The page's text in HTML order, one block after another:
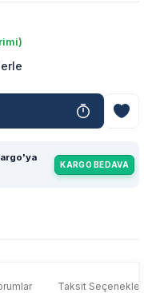
KARGO BEDAVA
Taksit